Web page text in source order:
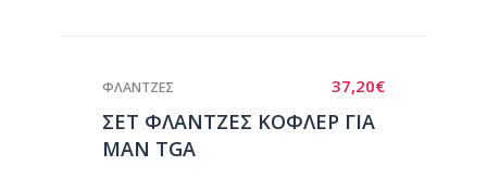
37,20€
ΦΛΑΝΤΖΕΣ
ΣΕΤ ΦΛΑΝΤΖΕΣ ΚΟΦΛΕΡ ΓΙΑ
MAN TGA